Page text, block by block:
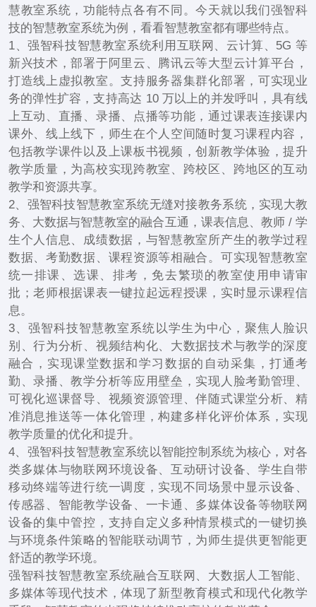
慧教室系统，功能特点各有不同。今天就以我们强智科
技的智慧教室系统为例，看看智慧教室都有哪些特点。
1、强智科技智慧教室系统利用互联网、云计算、5G 等
新兴技术，部署于阿里云、腾讯云等大型云计算平台，
打造线上虚拟教室。支持服务器集群化部署，可实现业
务的弹性扩容，支持高达 10 万以上的并发呼叫，具有线
上互动、直播、录播、点播等功能，通过课表连接课内
课外、线上线下，师生在个人空间随时复习课程内容，
包括教学课件以及上课板书视频，创新教学体验，提升
教学质量，为高校实现跨教室、跨校区、跨地区的互动
教学和资源共享。
2、强智科技智慧教室系统无缝对接教务系统，实现大教
务、大数据与智慧教室的融合互通，课表信息、教师 / 学
生个人信息、成绩数据，与智慧教室所产生的教学过程
数据、考勤数据、课程资源等相融合。可实现智慧教室
统一排课、选课、排考，免去繁琐的教室使用申请审
批；老师根据课表一键拉起远程授课，实时显示课程信
息。
3、强智科技智慧教室系统以学生为中心，聚焦人脸识
别、行为分析、视频结构化、大数据技术与教学的深度
融合，实现课堂数据和学习数据的自动采集，打通考
勤、录播、教学分析等应用壁垒，实现人脸考勤管理、
可视化巡课督导、视频资源管理、伴随式课堂分析、精
准消息推送等一体化管理，构建多样化评价体系，实现
教学质量的优化和提升。
4、强智科技智慧教室系统以智能控制系统为核心，对各
类多媒体与物联网环境设备、互动研讨设备、学生自带
移动终端等进行统一调度，实现不同场景中显示设备、
传感器、智能教学设备、一卡通、多媒体设备等物联网
设备的集中管控，支持自定义多种情景模式的一键切换
与环境条件策略的智能联动调节，为师生提供更智能更
舒适的教学环境。
强智科技智慧教室系统融合互联网、大数据人工智能、
多媒体等现代技术，体现了新型教育模式和现代化教学